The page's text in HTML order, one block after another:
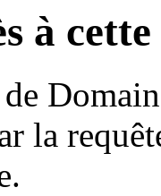
à
la